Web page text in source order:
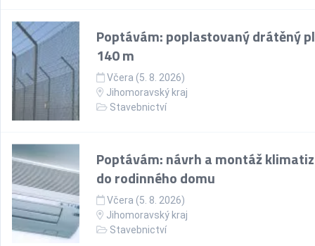
Poptávám: poplastovaný drátěný
140 m
Včera (5. 8. 2026)
Jihomoravský kraj
Stavebnictví
Poptávám: návrh a montáž
do rodinného domu
Včera (5. 8. 2026)
Jihomoravský kraj
Stavebnictví